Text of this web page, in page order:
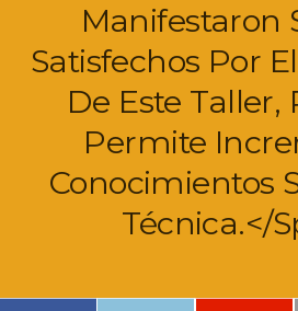
Manifestaron
Satisfechos Por
De Este Taller,
Permite
Conocimientos
Técnica.</